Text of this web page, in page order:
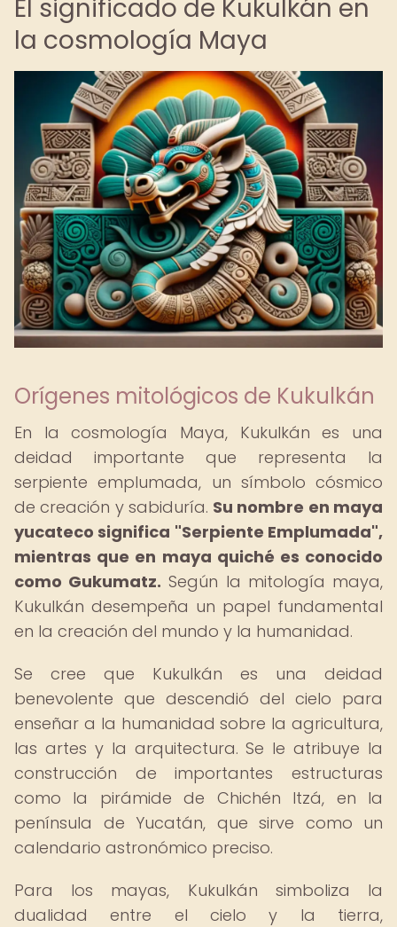
El significado de Kukulkán en
la cosmología Maya
Orígenes mitológicos de Kukulkán
En la cosmología Maya, Kukulkán es una
deidad importante que representa la
serpiente emplumada, un símbolo cósmico
de creación y sabiduría. Su nombre en maya
yucateco significa "Serpiente Emplumada",
mientras que en maya quiché es conocido
como Gukumatz. Según la mitología maya,
Kukulkán desempeña un papel fundamental
en la creación del mundo y la humanidad.
Se cree que Kukulkán es una deidad
benevolente que descendió del cielo para
enseñar a la humanidad sobre la agricultura,
las artes y la arquitectura. Se le atribuye la
construcción de importantes estructuras
como la pirámide de Chichén Itzá, en la
península de Yucatán, que sirve como un
calendario astronómico preciso.
Para los mayas, Kukulkán simboliza la
dualidad entre el cielo y la tierra,